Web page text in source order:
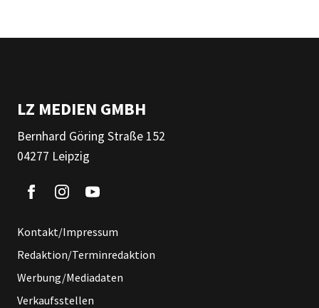
LZ MEDIEN GMBH
Bernhard Göring Straße 152
04277 Leipzig
Kontakt/Impressum
Redaktion/Terminredaktion
Werbung/Mediadaten
Verkaufsstellen